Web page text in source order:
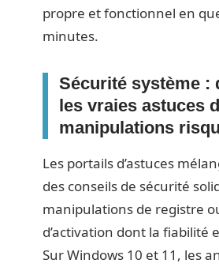
propre et fonctionnel en
minutes.
Sécurité système :
les vraies astuces
manipulations
Les portails d’astuces
des conseils de sécurité
manipulations de registre
d’activation dont la fiabilité
Sur Windows 10 et 11, les